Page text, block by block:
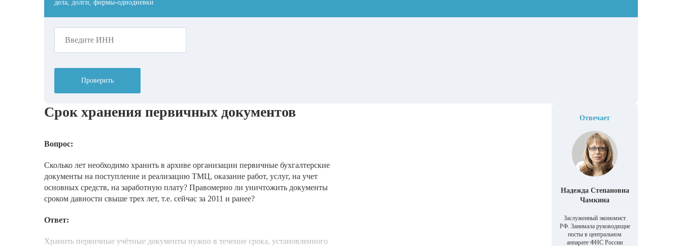
дела, долги, фирмы-однодневки
Проверить
Срок хранения первичных документов
Вопрос:
Сколько лет необходимо хранить в архиве организации первичные бухгалтерские
документы на поступление и реализацию ТМЦ, оказание работ, услуг, на учет
основных средств, на заработную плату? Правомерно ли уничтожить документы
сроком давности свыше трех лет, т.е. сейчас за 2011 и ранее?
Ответ:
Хранить первичные учётные документы нужно в течение срока, установленного
Отвечает
Надежда Степановна
Чамкина
Заслуженный экономист
РФ. Занимала руководящие
посты в центральном
аппарате ФНС России